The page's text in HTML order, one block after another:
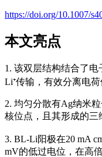
https://doi.org/10.1007/
本文亮点
1. 该双层结构结合了
Li⁺传输，有效分离电
2. 均匀分散有Ag纳米
核位点，且其形成的三
3. BL-Li阳极在20 mA
mV的低过电位，在高